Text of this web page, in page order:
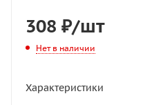
308 ₽/шт
Нет в наличии
Характеристики